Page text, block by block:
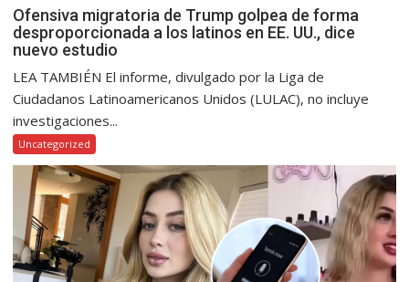
Ofensiva migratoria de Trump golpea de forma
desproporcionada a los latinos en EE. UU., dice
nuevo estudio
LEA TAMBIÉN El informe, divulgado por la Liga de
Ciudadanos Latinoamericanos Unidos (LULAC), no incluye
investigaciones...
Uncategorized